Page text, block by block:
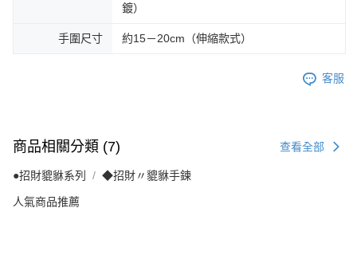
鍍）
手圍尺寸 約15－20cm（伸縮款式）
客服
商品相關分類 (7) 查看全部
●招財貔貅系列 ◆招財〃貔貅手鍊
人氣商品推薦